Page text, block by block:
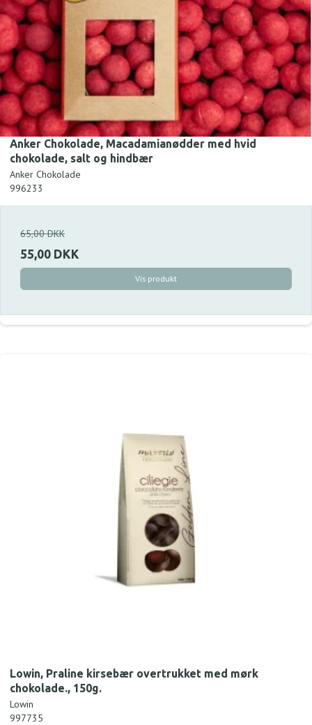
Anker Chokolade, Macadamianødder med hvid
chokolade, salt og hindbær
Anker Chokolade
996233
65,00 DKK
55,00 DKK
Vis produkt
Lowin, Praline kirsebær overtrukket med mørk
chokolade., 150g.
Lowin
997735